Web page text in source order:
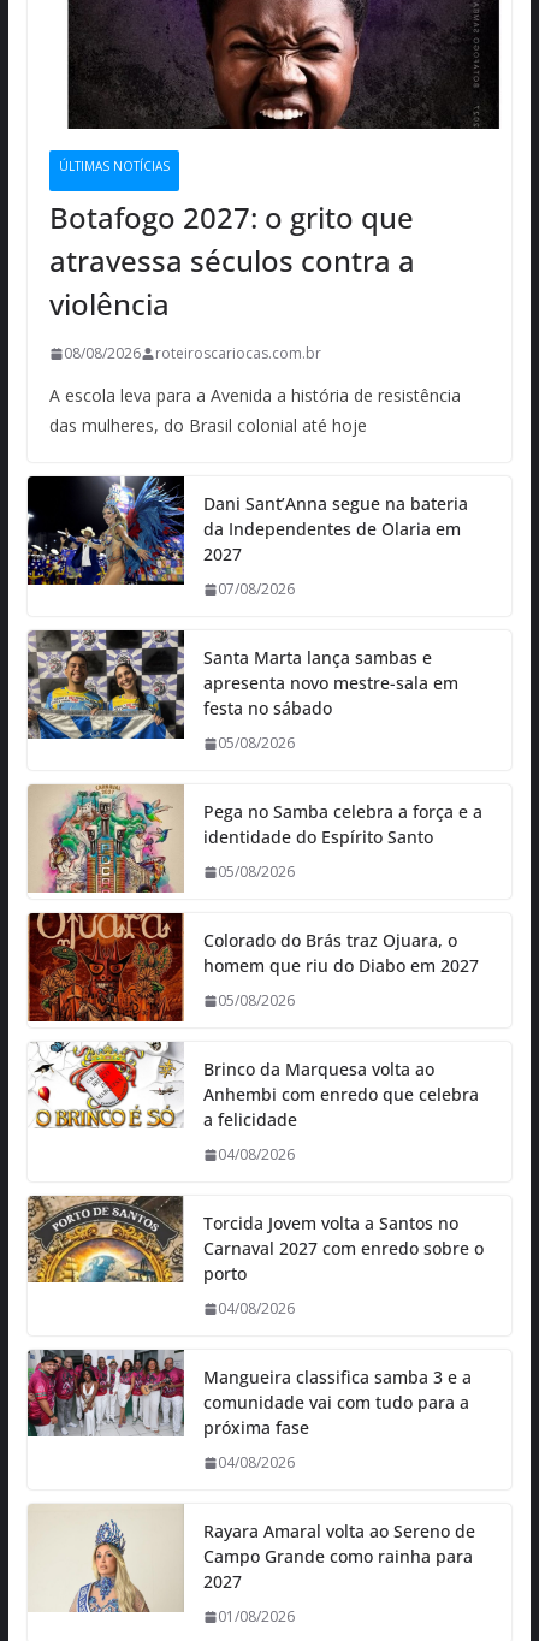
ÚLTIMAS NOTÍCIAS
Botafogo 2027: o grito que
atravessa séculos contra a
violência
08/08/2026 roteiroscariocas.com.br
A escola leva para a Avenida a história de resistência
das mulheres, do Brasil colonial até hoje
Dani Sant’Anna segue na bateria
da Independentes de Olaria em
2027
07/08/2026
Santa Marta lança sambas e
apresenta novo mestre-sala em
festa no sábado
05/08/2026
Pega no Samba celebra a força e a
identidade do Espírito Santo
05/08/2026
Colorado do Brás traz Ojuara, o
homem que riu do Diabo em 2027
05/08/2026
Brinco da Marquesa volta ao
Anhembi com enredo que celebra
a felicidade
04/08/2026
Torcida Jovem volta a Santos no
Carnaval 2027 com enredo sobre o
porto
04/08/2026
Mangueira classifica samba 3 e a
comunidade vai com tudo para a
próxima fase
04/08/2026
Rayara Amaral volta ao Sereno de
Campo Grande como rainha para
2027
01/08/2026